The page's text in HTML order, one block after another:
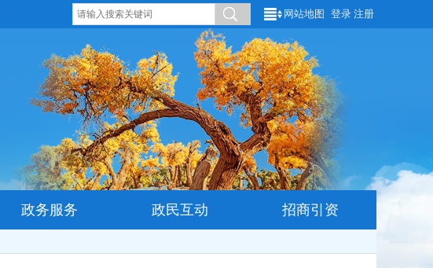
网站地图 登录 注册
政务服务 政民互动 招商引资